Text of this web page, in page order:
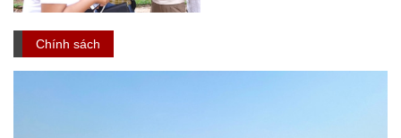
Chính sách